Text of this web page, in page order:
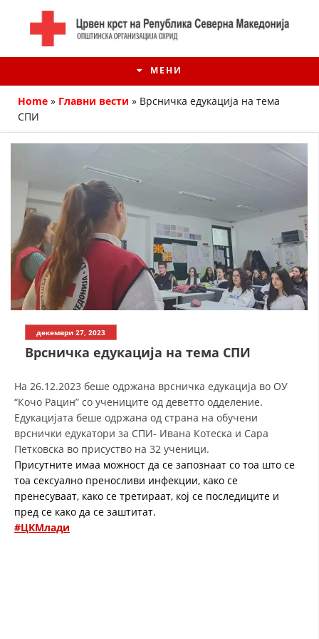
МЕНИ
ИСТОРИЈАТ НА ЦКРМ
ИСТОРИЈАТ НА ДВИЖЕЊЕТО
СТРУКТУРА НА ОРГАНИЗАЦИЈАТА
КОНТАКТ ИНФОРМАЦИИ
ЗАКОН ЗА ЦКРМ
СТАТУТ НА ЦКРМ
Home » Главни вести » Врсничка едукација на тема
СПИ
декември 27, 2023
Врсничка едукација на тема СПИ
На 26.12.2023 беше одржана врсничка едукација во ОУ
“Кочо Рацин” со учениците од деветто одделение.
Едукацијата беше одржана од страна на обучени
врснички едукатори за СПИ- Ивана Котеска и Сара
Петковска во присуство на 32 ученици.
Присутните имаа можност да се запознаат со тоа што се
тоа сексуално преносливи инфекции, како се
пренесуваат, како се третираат, кој се последиците и
пред се како да се заштитат.
#ЦКМлади